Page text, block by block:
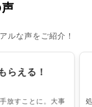
ルな声をご紹介！
らえる！
放すことに。大事